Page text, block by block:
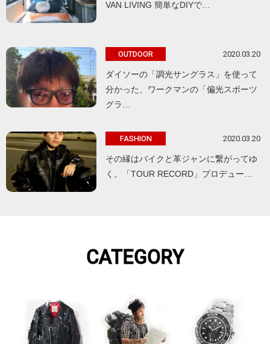
VAN LIVING 簡単なDIYで…
OUTDOOR 2020.03.20
ダイソーの「調光サングラス」を使って
分かった、ワークマンの「偏光スポーツ
グラ…
FASHION 2020.03.20
その縁はバイクと革ジャンに繋がってゆ
く。「TOUR RECORD」プロデュー…
CATEGORY